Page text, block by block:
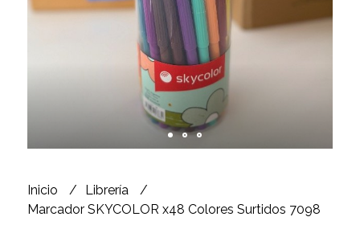
Inicio
Librería
Marcador SKYCOLOR x48 Colores Surtidos 7098